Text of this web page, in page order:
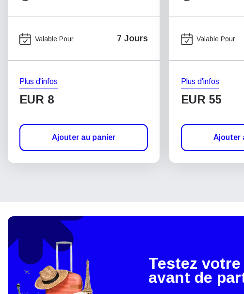
Valable Pour 7 Jours
Plus d'infos
EUR 8
Ajouter au panier
Valable Pour
Plus d'infos
EUR 55
Ajouter
Testez votre
avant de